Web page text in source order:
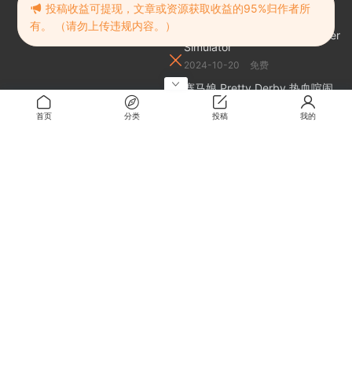
随机推荐
二战地堡模拟器 | WW2: Bunker
Simulator
2024-10-20 免费
赛马娘 Pretty Derby 热血喧闹
大感谢祭！
2024-10-20
首页 分类 投稿 我的
投稿收益可提现，文章或资源获取收益的95%归作者所
有。 （请勿上传违规内容。）